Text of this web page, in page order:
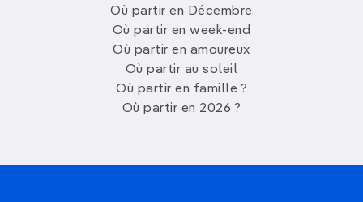
Où partir en Décembre
Où partir en week-end
Où partir en amoureux
Où partir au soleil
Où partir en famille ?
Où partir en 2026 ?